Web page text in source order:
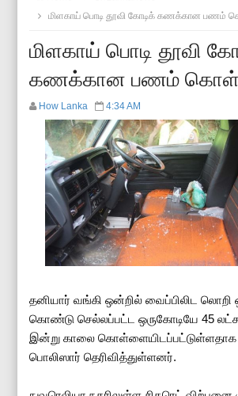
மிளகாய் பொடி தூவி கோடிக் கணக்கான பணம்
மிளகாய் பொடி தூவி
கணக்கான பணம்
How Lanka 4:34 AM
தனியார் வங்கி ஒன்றில் வைப்பிலிட லொறி
கொண்டு செல்லப்பட்ட ஒருகோடியே 45
இன்று காலை கொள்ளையிடப்பட்டுள்ளதாக
பொலிஸார் தெரிவித்துள்ளனர்.